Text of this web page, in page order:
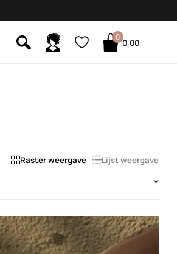
0
0,00
Raster weergave
Lijst weergave